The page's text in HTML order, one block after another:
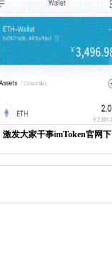
激发大家干事imToken官网下